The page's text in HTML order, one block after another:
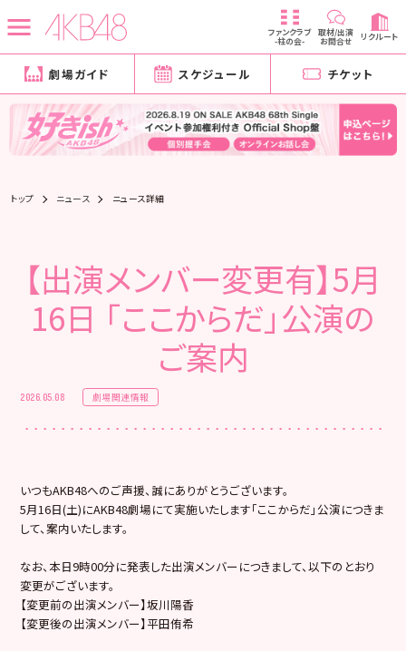
ファンクラブ
-柱の会-
取材/出演
お問合せ リクルート
劇場ガイド スケジュール チケット
トップ ニュース ニュース詳細
【出演メンバー変更有】5月
16日 「ここからだ」公演の
ご案内
2026.05.08 劇場関連情報
いつもAKB48へのご声援、誠にありがとうございます。
5月16日(土)にAKB48劇場にて実施いたします「ここからだ」公演につきま
して、案内いたします。
なお、本日9時00分に発表した出演メンバーにつきまして、以下のとおり
変更がございます。
【変更前の出演メンバー】坂川陽香
【変更後の出演メンバー】平田侑希